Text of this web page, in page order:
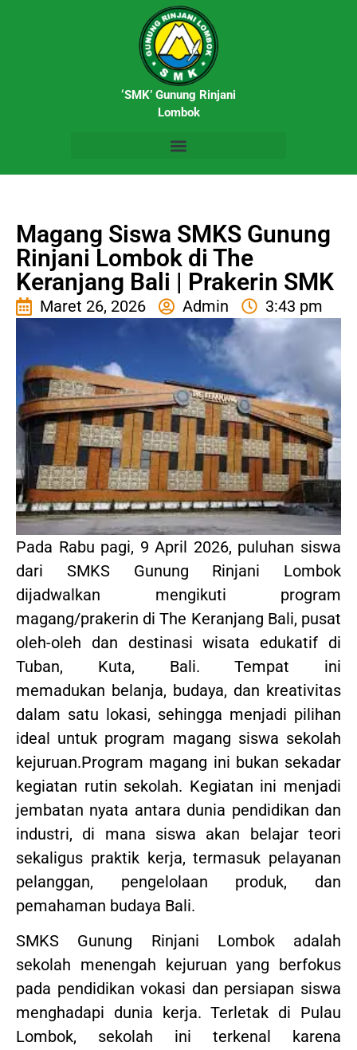
‘SMK’ Gunung Rinjani
Lombok
Magang Siswa SMKS Gunung
Rinjani Lombok di The
Keranjang Bali | Prakerin SMK
Maret 26, 2026 Admin 3:43 pm
Pada Rabu pagi, 9 April 2026, puluhan siswa
dari SMKS Gunung Rinjani Lombok
dijadwalkan mengikuti program
magang/prakerin di The Keranjang Bali, pusat
oleh-oleh dan destinasi wisata edukatif di
Tuban, Kuta, Bali. Tempat ini
memadukan belanja, budaya, dan kreativitas
dalam satu lokasi, sehingga menjadi pilihan
ideal untuk program magang siswa sekolah
kejuruan.Program magang ini bukan sekadar
kegiatan rutin sekolah. Kegiatan ini menjadi
jembatan nyata antara dunia pendidikan dan
industri, di mana siswa akan belajar teori
sekaligus praktik kerja, termasuk pelayanan
pelanggan, pengelolaan produk, dan
pemahaman budaya Bali.
SMKS Gunung Rinjani Lombok adalah
sekolah menengah kejuruan yang berfokus
pada pendidikan vokasi dan persiapan siswa
menghadapi dunia kerja. Terletak di Pulau
Lombok, sekolah ini terkenal karena